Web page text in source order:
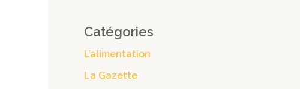
Catégories
L’alimentation
La Gazette